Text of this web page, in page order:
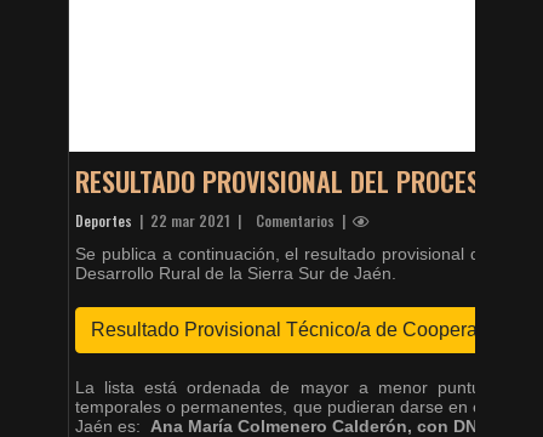
RESULTADO PROVISIONAL DEL PROCESO
Deportes | 22 mar 2021 | Comentarios |
Se publica a continuación, el resultado provisional del
Desarrollo Rural de la Sierra Sur de Jaén.
Resultado Provisional Técnico/a de Cooperación
La lista está ordenada de mayor a menor puntuación
temporales o permanentes, que pudieran darse en el
Jaén es: Ana María Colmenero Calderón, con DNI